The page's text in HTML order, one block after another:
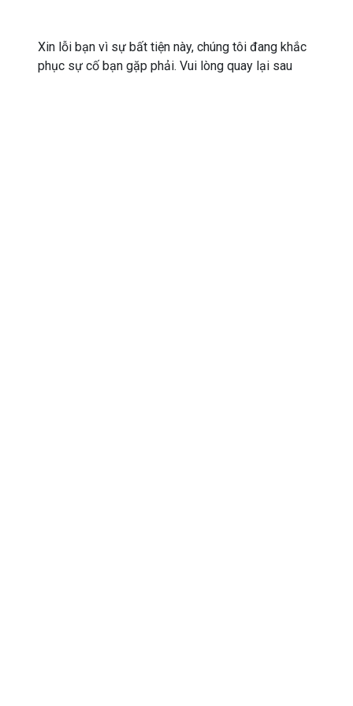
Xin lỗi bạn vì sự bất tiện này, chúng tôi đang khắc
phục sự cố bạn gặp phải. Vui lòng quay lại sau